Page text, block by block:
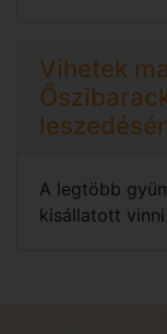
Vihetek
A legtöbb
kisállatott vinni.